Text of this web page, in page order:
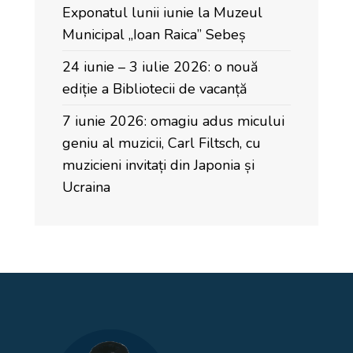
Exponatul lunii iunie la Muzeul
Municipal „Ioan Raica” Sebeș
24 iunie – 3 iulie 2026: o nouă
ediție a Bibliotecii de vacanță
7 iunie 2026: omagiu adus micului
geniu al muzicii, Carl Filtsch, cu
muzicieni invitați din Japonia și
Ucraina